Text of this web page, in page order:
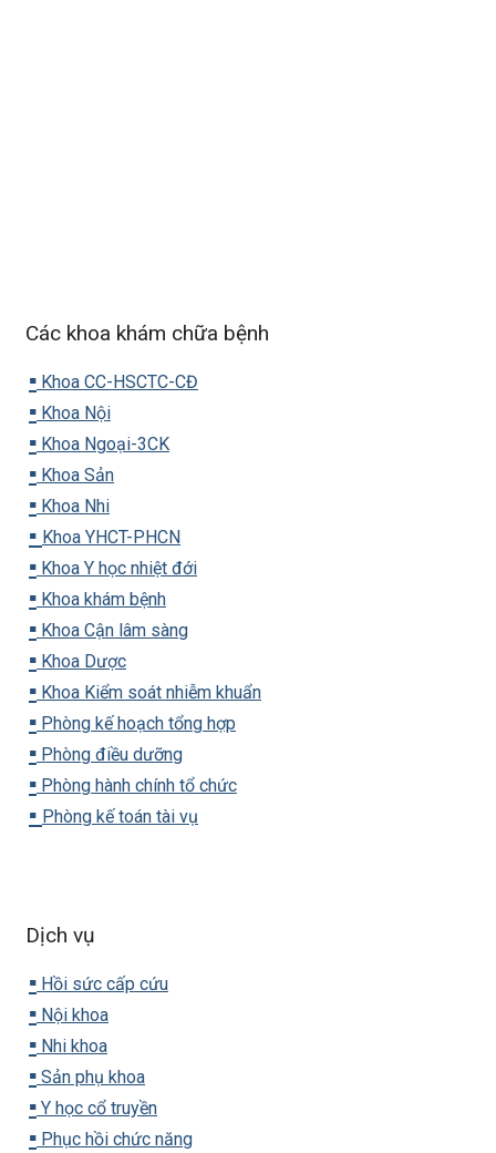
Các khoa khám chữa bệnh
▪️ Khoa CC-HSCTC-CĐ
▪️ Khoa Nội
▪️ Khoa Ngoại-3CK
▪️ Khoa Sản
▪️ Khoa Nhi
▪️ Khoa YHCT-PHCN
▪️ Khoa Y học nhiệt đới
▪️ Khoa khám bệnh
▪️ Khoa Cận lâm sàng
▪️ Khoa Dược
▪️ Khoa Kiểm soát nhiễm khuẩn
▪️ Phòng kế hoạch tổng hợp
▪️ Phòng điều dưỡng
▪️ Phòng hành chính tổ chức
▪️ Phòng kế toán tài vụ
Dịch vụ
▪️ Hồi sức cấp cứu
▪️ Nội khoa
▪️ Nhi khoa
▪️ Sản phụ khoa
▪️ Y học cổ truyền
▪️ Phục hồi chức năng